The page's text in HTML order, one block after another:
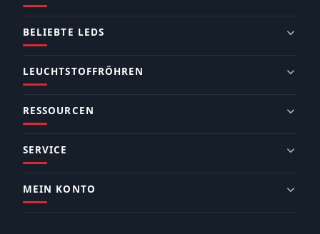
BELIEBTE LEDS
LEUCHTSTOFFRÖHREN
RESSOURCEN
SERVICE
MEIN KONTO